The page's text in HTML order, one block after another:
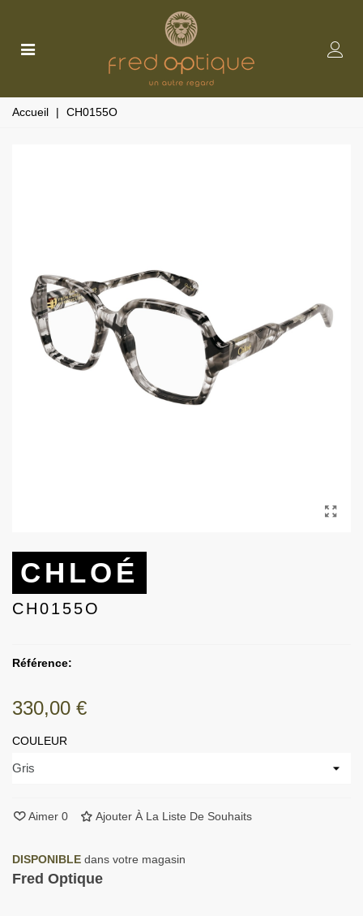
Accueil | CH0155O
CHLOÉ
CH0155O
Référence:
330,00 €
COULEUR
Aimer 0 Ajouter À La Liste De Souhaits
DISPONIBLE dans votre magasin
Fred Optique